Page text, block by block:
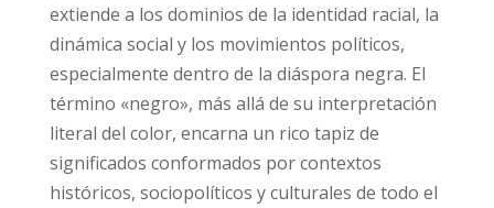
extiende a los dominios de la identidad racial, la
dinámica social y los movimientos políticos,
especialmente dentro de la diáspora negra. El
término «negro», más allá de su interpretación
literal del color, encarna un rico tapiz de
significados conformados por contextos
históricos, sociopolíticos y culturales de todo el